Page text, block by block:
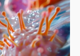
subtils et se
adulte, ce qui